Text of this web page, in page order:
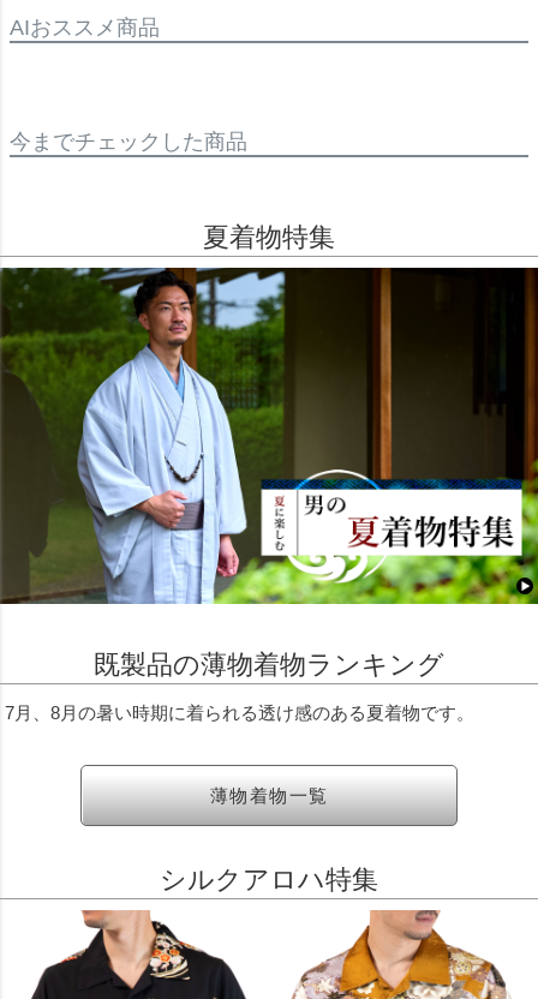
AIおススメ商品
今までチェックした商品
夏着物特集
既製品の薄物着物ランキング
7月、8月の暑い時期に着られる透け感のある夏着物です。
薄物着物一覧
シルクアロハ特集